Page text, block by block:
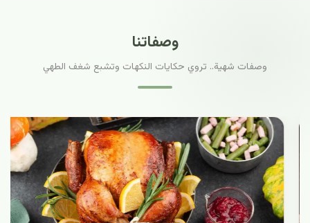
وصفاتنا
وصفات شهية.. تروي حكايات النكهات وتشبع شغف الطهي